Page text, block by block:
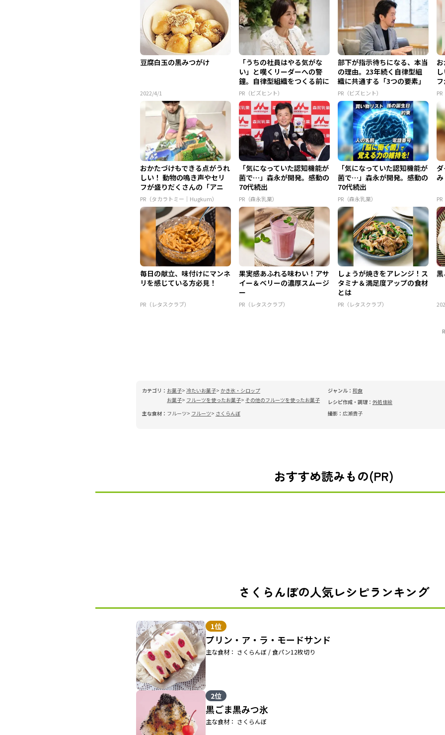
豆腐白玉の黒みつがけ
2022/4/1
「うちの社員はやる気がな
い」と嘆くリーダーへの警
鐘。自律型組織をつくる前に
外せな...
PR（ビズヒント）
部下が指示待ちになる、本当
の理由。23年続く自律型組
織に共通する「3つの要素」
PR（ビズヒント）
おかたづけもできる点がうれ
しい！ 動物の鳴き声やセリ
フが盛りだくさんの「アニ
ア ...
PR（タカラトミー｜Hugkum）
「気になっていた認知機能が
菌で…」森永が開発。感動の
70代続出
PR（森永乳業）
「気になっていた認知機能が
菌で…」森永が開発。感動の
70代続出
PR（森永乳業）
毎日の献立、味付けにマンネ
リを感じている方必見！
PR（レタスクラブ）
果実感あふれる味わい！アサ
イー＆ベリーの濃厚スムージ
ー
PR（レタスクラブ）
しょうが焼きをアレンジ！ス
タミナ＆満足度アップの食材
とは
PR（レタスクラブ）
カテゴリ： お菓子 冷たいお菓子
かき氷・シロップ
お菓子
フルーツを使ったお菓子 その他のフルーツを使ったお菓子
主な食材： フルーツ フルーツ さくらんぼ
ジャンル： 和食
レシピ作成・調理： 外処佳絵
撮影： 広瀬貴子
おすすめ読みもの(PR)
さくらんぼの人気レシピランキング
1位
プリン・ア・ラ・モードサンド
主な食材： さくらんぼ / 食パン12枚切り
2位
黒ごま黒みつ氷
主な食材： さくらんぼ